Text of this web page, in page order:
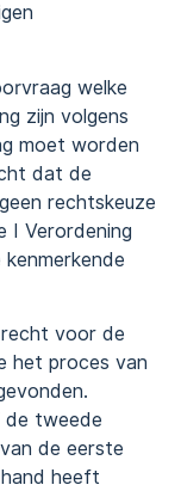
welke
zijn volgens
moet worden
dat de
rechtskeuze
I Verordening
voor de
het proces van
de tweede
de eerste
heeft